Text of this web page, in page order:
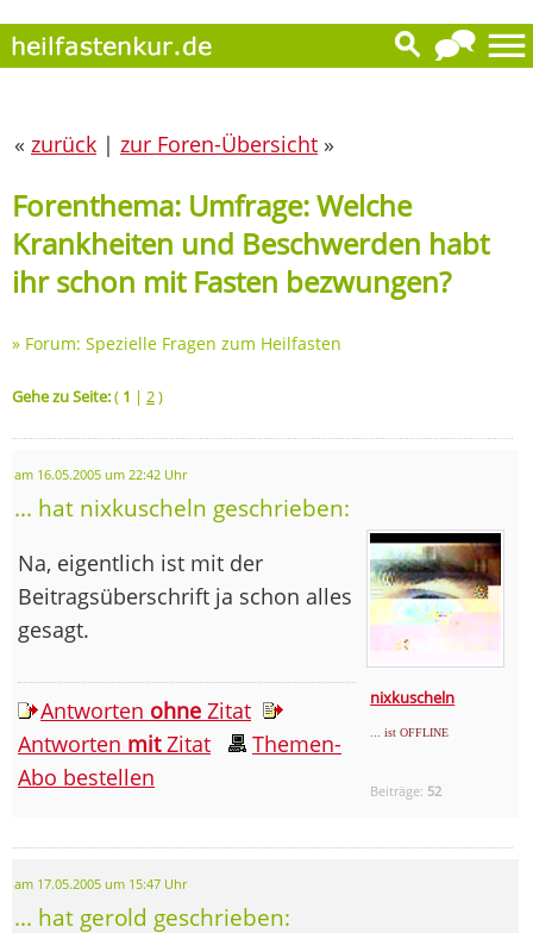
« zurück | zur Foren-Übersicht »
Forenthema: Umfrage: Welche
Krankheiten und Beschwerden habt
ihr schon mit Fasten bezwungen?
» Forum: Spezielle Fragen zum Heilfasten
Gehe zu Seite:( 1 | 2)
am 16.05.2005 um 22:42 Uhr
... hat nixkuscheln geschrieben:
nixkuscheln
... ist OFFLINE
Beiträge: 52
Na, eigentlich ist mit der
Beitragsüberschrift ja schon alles
gesagt.
Antworten ohne Zitat
Antworten mitZitat
Themen-
Abo bestellen
am 17.05.2005 um 15:47 Uhr
... hat gerold geschrieben: